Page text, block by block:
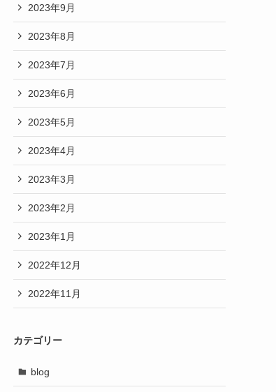
2023年9月
2023年8月
2023年7月
2023年6月
2023年5月
2023年4月
2023年3月
2023年2月
2023年1月
2022年12月
2022年11月
カテゴリー
blog